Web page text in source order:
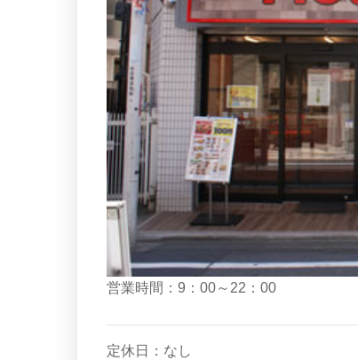
営業時間：9：00～22：00
定休日：なし